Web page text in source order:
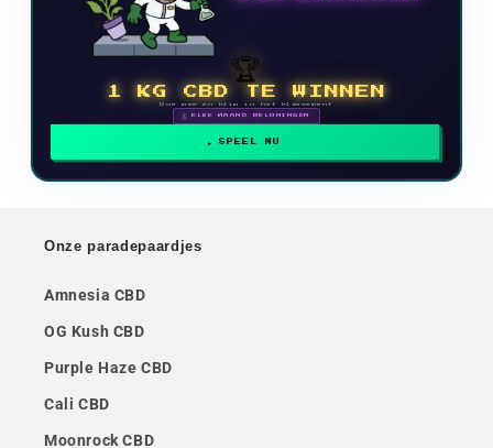
🏆
1 KG CBD TE WINNEN
Doe mee en klim in het klassement
🗓 ELKE MAAND BELONINGEN
SPEEL NU
Onze paradepaardjes
Amnesia CBD
OG Kush CBD
Purple Haze CBD
Cali CBD
Moonrock CBD